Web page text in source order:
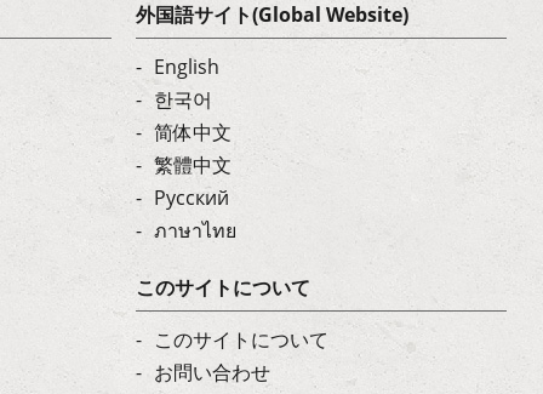
外国語サイト(Global Website)
English
한국어
简体中文
繁體中文
Русский
ภาษาไทย
このサイトについて
このサイトについて
お問い合わせ